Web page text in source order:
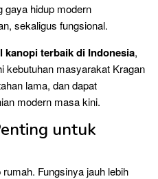
gaya hidup modern
sekaligus fungsional.
terbaik di Indonesia,
kebutuhan masyarakat Kragan
lama, dan dapat
modern masa kini.
untuk
Fungsinya jauh lebih